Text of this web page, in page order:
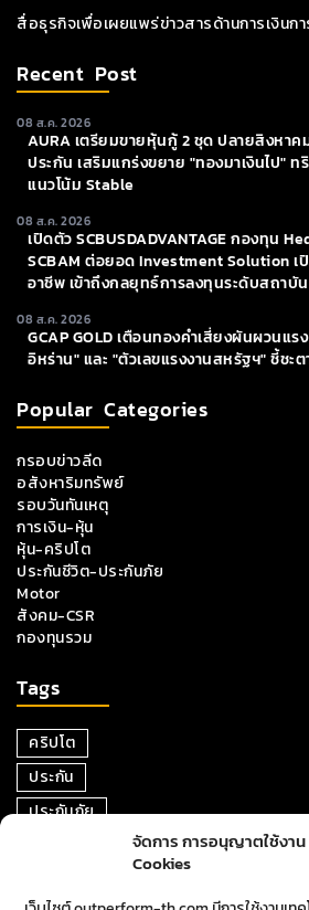
จัดการ การอนุญาตใช้งาน
Cookies
สื่อธุรกิจเพื่อเผยแพร่ข่าวสารด้านการเงินก
Recent Post
08 ส.ค. 2026
AURA เตรียมขายหุ้นกู้ 2 ชุด ปลายสิงหา
ประกัน เสริมแกร่งขยาย "ทองมาเงินไป"
แนวโน้ม Stable
08 ส.ค. 2026
เปิดตัว SCBUSDADVANTAGE กองทุน
SCBAM ต่อยอด Investment Solution
อาชีพ เข้าถึงกลยุทธ์การลงทุนระดับสถาบัน
08 ส.ค. 2026
GCAP GOLD เตือนทองคำเสี่ยงผันผวนแ
อิหร่าน" และ "ตัวเลขแรงงานสหรัฐฯ" ชี้ชะ
Popular Categories
กรอบข่าวลีด
อสังหาริมทรัพย์
รอบวันทันเหตุ
การเงิน-หุ้น
หุ้น-คริปโต
ประกันชีวิต-ประกันภัย
Motor
สังคม-CSR
กองทุนรวม
Tags
คริปโต
ประกัน
ประกันภัย